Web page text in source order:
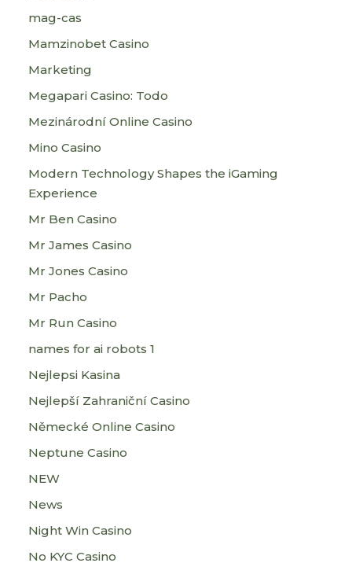
mag-cas
Mamzinobet Casino
Marketing
Megapari Casino: Todo
Mezinárodní Online Casino
Mino Casino
Modern Technology Shapes the iGaming
Experience
Mr Ben Casino
Mr James Casino
Mr Jones Casino
Mr Pacho
Mr Run Casino
names for ai robots 1
Nejlepsi Kasina
Nejlepší Zahraniční Casino
Německé Online Casino
Neptune Casino
NEW
News
Night Win Casino
No KYC Casino